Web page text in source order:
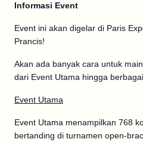
Informasi Event
Event ini akan digelar di Paris
Prancis!
Akan ada banyak cara untuk
dari Event Utama hingga
Event Utama
Event Utama menampilkan 768
bertanding di turnamen open-